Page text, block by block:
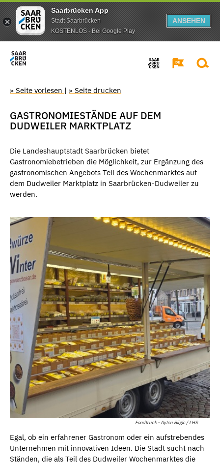
Saarbrücken App
Stadt Saarbrücken
KOSTENLOS - Bei Google Play
ANSEHEN
» Seite vorlesen | » Seite drucken
GASTRONOMIESTÄNDE AUF DEM
DUDWEILER MARKTPLATZ
Die Landeshauptstadt Saarbrücken bietet
Gastronomiebetrieben die Möglichkeit, zur Ergänzung des
gastronomischen Angebots Teil des Wochenmarktes auf
dem Dudweiler Marktplatz in Saarbrücken-Dudweiler zu
werden.
Foodtruck - Ayten Bilgic / LHS
Egal, ob ein erfahrener Gastronom oder ein aufstrebendes
Unternehmen mit innovativen Ideen. Die Stadt sucht nach
Ständen, die als Teil des Dudweiler Wochenmarktes die